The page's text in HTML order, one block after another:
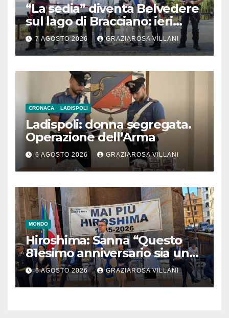
“La sedia” diventa Belvedere
sul lago di Bracciano: ieri
l’inaugurazione
7 AGOSTO 2026 GRAZIAROSA VILLANI
CRONACA LADISPOLI
Ladispoli: donna segregata.
Operazione dell’Arma
6 AGOSTO 2026 GRAZIAROSA VILLANI
MONDO
Hiroshima: Sanna “Questo
81esimo anniversario sia un
monito per tutti”
6 AGOSTO 2026 GRAZIAROSA VILLANI